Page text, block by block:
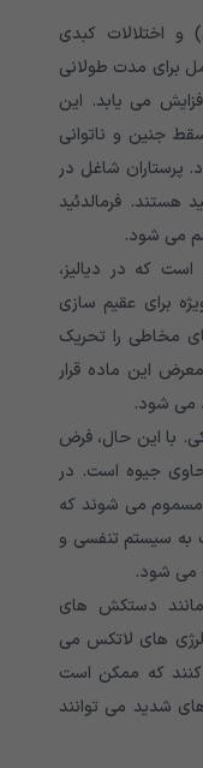
و اختلالات کبدی
برای مدت طولانی
می یابد. این
جنین و ناتوانی
پرستاران شاغل در
هستند. فرمالدئید
می شود.
که در دیالیز،
برای عقیم سازی
مخاطی را تحریک
این ماده قرار
می شود.
با این حال، فرض
جیوه است. در
می شوند که
به سیستم تنفسی و
می شود.
دستکش های
های لاتکس می
کنند که ممکن است
شدید می توانند